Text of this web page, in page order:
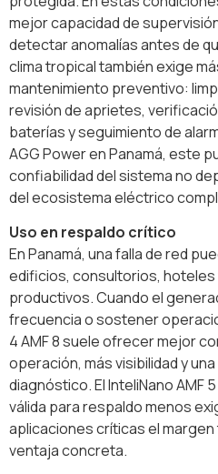
mejor capacidad de
detectar anomalías antes de
clima tropical también exige
mantenimiento preventivo:
revisión de aprietes,
baterías y seguimiento de
AGG Power en Panamá, este
confiabilidad del sistema no
del ecosistema eléctrico
Uso en respaldo crítico
En Panamá, una falla de red
edificios, consultorios,
productivos. Cuando el
frecuencia o sostener
4 AMF 8 suele ofrecer mejor
operación, más visibilidad y
diagnóstico. El InteliNano AMF
válida para respaldo menos
aplicaciones críticas el
ventaja concreta.